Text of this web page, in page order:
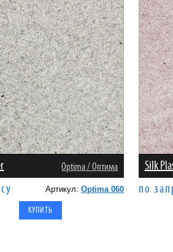
Оptima / Оптима
Артикул:Optima 060
Silk
по